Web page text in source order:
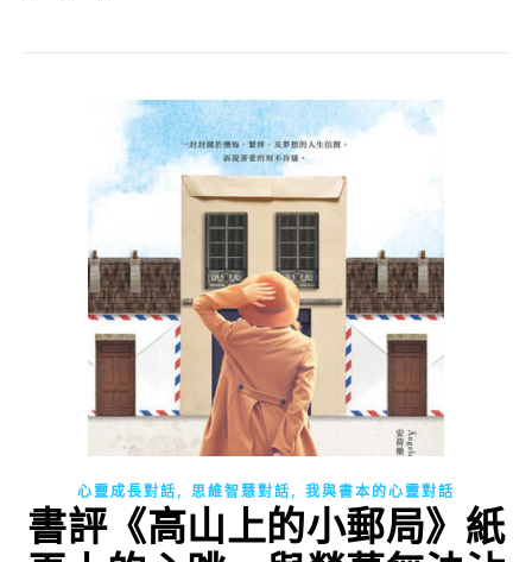
心靈成長對話, 思維智慧對話, 我與書本的心靈對話
書評《高山上的小郵局》紙